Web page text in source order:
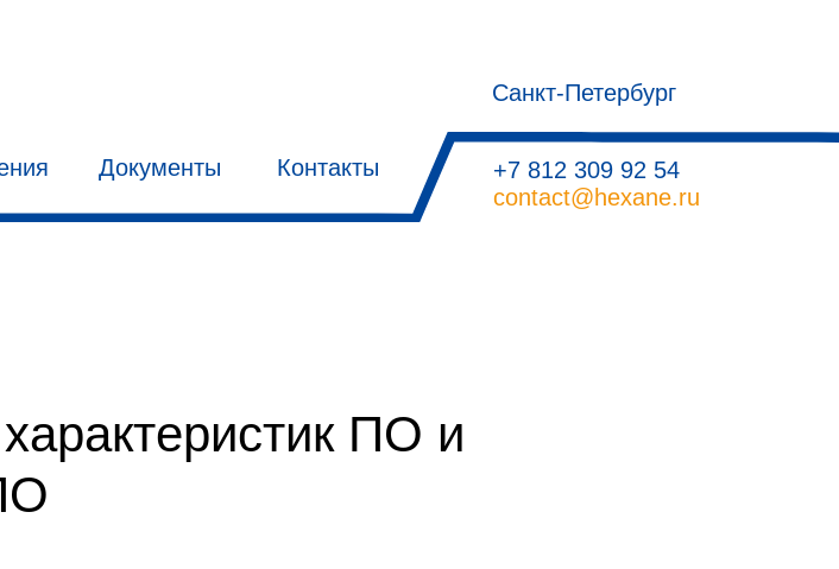
Санкт-Петербург
+7 812 309 92 54
contact@hexane.ru
Документы Контакты
ПО и